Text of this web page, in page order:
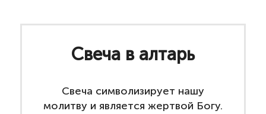
Свеча в алтарь
Свеча символизирует нашу
молитву и является жертвой Богу.